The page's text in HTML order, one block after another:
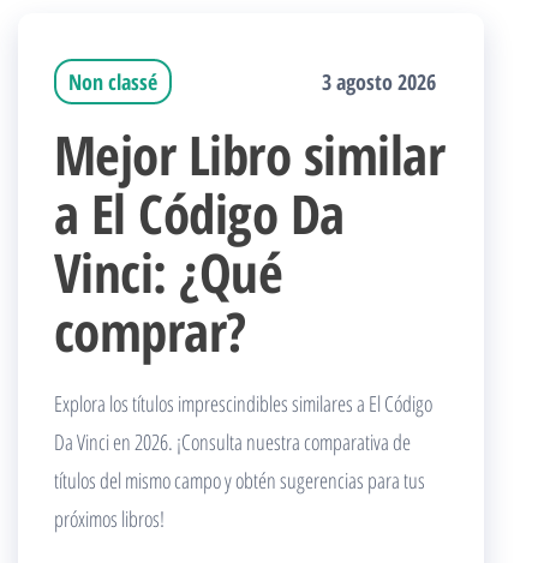
Non classé 3 agosto 2026
Mejor Libro similar
a El Código Da
Vinci: ¿Qué
comprar?
Explora los títulos imprescindibles similares a El Código
Da Vinci en 2026. ¡Consulta nuestra comparativa de
títulos del mismo campo y obtén sugerencias para tus
próximos libros!